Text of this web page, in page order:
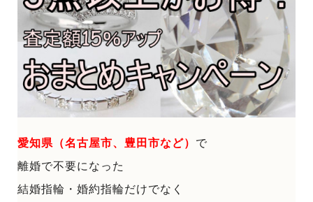
愛知県（名古屋市、豊田市など） で
離婚で不要になった
結婚指輪・婚約指輪だけでなく